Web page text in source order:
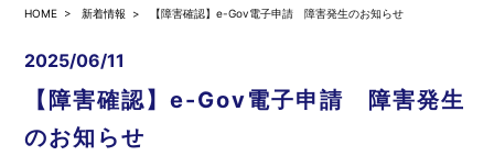
HOME > 新着情報 > 【障害確認】e-Gov電子申請 障害発生のお知らせ
2025/06/11
【障害確認】e-Gov電子申請 障害発生
のお知らせ